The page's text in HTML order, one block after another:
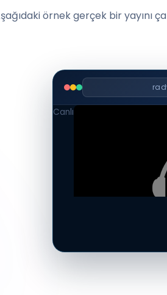
örnek gerçek bir yayını